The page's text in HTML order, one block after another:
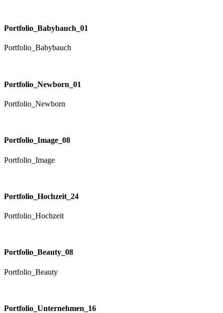
Portfolio_Babybauch_01
Portfolio_Babybauch
Portfolio_Newborn_01
Portfolio_Newborn
Portfolio_Image_08
Portfolio_Image
Portfolio_Hochzeit_24
Portfolio_Hochzeit
Portfolio_Beauty_08
Portfolio_Beauty
Portfolio_Unternehmen_16